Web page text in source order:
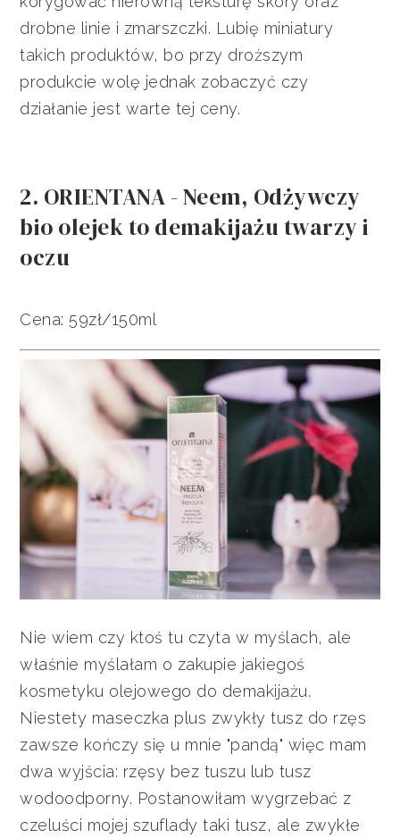
drobne linie i zmarszczki. Lubię miniatury
takich produktów, bo przy droższym
produkcie wolę jednak zobaczyć czy
działanie jest warte tej ceny.
2. ORIENTANA - Neem, Odżywczy
bio olejek to demakijażu twarzy i
oczu
Cena: 59zł/150ml
Nie wiem czy ktoś tu czyta w myślach, ale
właśnie myślałam o zakupie jakiegoś
kosmetyku olejowego do demakijażu.
Niestety maseczka plus zwykły tusz do rzęs
zawsze kończy się u mnie "pandą" więc mam
dwa wyjścia: rzęsy bez tuszu lub tusz
wodoodporny. Postanowiłam wygrzebać z
czeluści mojej szuflady taki tusz, ale zwykłe